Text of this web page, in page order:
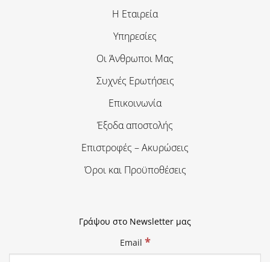
Η Εταιρεία
Υπηρεσίες
Οι Άνθρωποι Μας
Συχνές Ερωτήσεις
Επικοινωνία
Έξοδα αποστολής
Επιστροφές – Ακυρώσεις
Όροι και Προϋποθέσεις
Γράψου στο Newsletter μας
Email *